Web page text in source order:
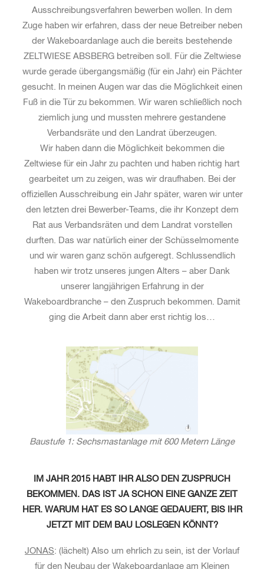
Ausschreibungsverfahren bewerben wollen. In dem
Zuge haben wir erfahren, dass der neue Betreiber neben
der Wakeboardanlage auch die bereits bestehende
ZELTWIESE ABSBERG betreiben soll. Für die Zeltwiese
wurde gerade übergangsmäßig (für ein Jahr) ein Pächter
gesucht. In meinen Augen war das die Möglichkeit einen
Fuß in die Tür zu bekommen. Wir waren schließlich noch
ziemlich jung und mussten mehrere gestandene
Verbandsräte und den Landrat überzeugen.
Wir haben dann die Möglichkeit bekommen die
Zeltwiese für ein Jahr zu pachten und haben richtig hart
gearbeitet um zu zeigen, was wir draufhaben. Bei der
offiziellen Ausschreibung ein Jahr später, waren wir unter
den letzten drei Bewerber-Teams, die ihr Konzept dem
Rat aus Verbandsräten und dem Landrat vorstellen
durften. Das war natürlich einer der Schüsselmomente
und wir waren ganz schön aufgeregt. Schlussendlich
haben wir trotz unseres jungen Alters – aber Dank
unserer langjährigen Erfahrung in der
Wakeboardbranche – den Zuspruch bekommen. Damit
ging die Arbeit dann aber erst richtig los…
Baustufe 1: Sechsmastanlage mit 600 Metern Länge
IM JAHR 2015 HABT IHR ALSO DEN ZUSPRUCH
BEKOMMEN. DAS IST JA SCHON EINE GANZE ZEIT
HER. WARUM HAT ES SO LANGE GEDAUERT, BIS IHR
JETZT MIT DEM BAU LOSLEGEN KÖNNT?
JONAS: (lächelt) Also um ehrlich zu sein, ist der Vorlauf
für den Neubau der Wakeboardanlage am Kleinen